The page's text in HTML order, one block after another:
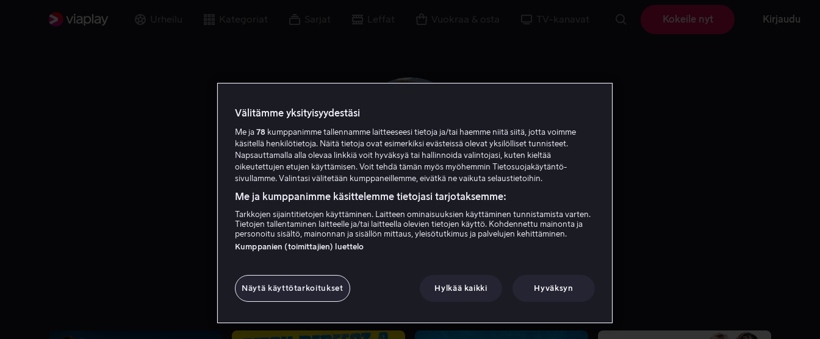
Urheilu Kategoriat Sarjat Leffat Vuokraa & osta TV-kanavat Kokeile nyt Kirjaudu
Jason Moore
Ohjaaja
Välitämme yksityisyydestäsi
Me ja 78 kumppanimme tallennamme laitteeseesi tietoja ja/tai haemme niitä siitä, jotta voimme
käsitellä henkilötietoja. Näitä tietoja ovat esimerkiksi evästeissä olevat yksilölliset tunnisteet.
Napsauttamalla alla olevaa linkkiä voit hyväksyä tai hallinnoida valintojasi, kuten kieltää
oikeutettujen etujen käyttämisen. Voit tehdä tämän myös myöhemmin Tietosuojakäytäntö-
sivullamme. Valintasi välitetään kumppaneillemme, eivätkä ne vaikuta selaustietoihin.
Me ja kumppanimme käsittelemme tietojasi tarjotaksemme:
Tarkkojen sijaintitietojen käyttäminen. Laitteen ominaisuuksien käyttäminen tunnistamista varten.
Tietojen tallentaminen laitteelle ja/tai laitteella olevien tietojen käyttö. Kohdennettu mainonta ja
personoitu sisältö, mainonnan ja sisällön mittaus, yleisötutkimus ja palvelujen kehittäminen.
Kumppanien (toimittajien) luettelo
Näytä käyttötarkoitukset Hylkää kaikki Hyväksyn